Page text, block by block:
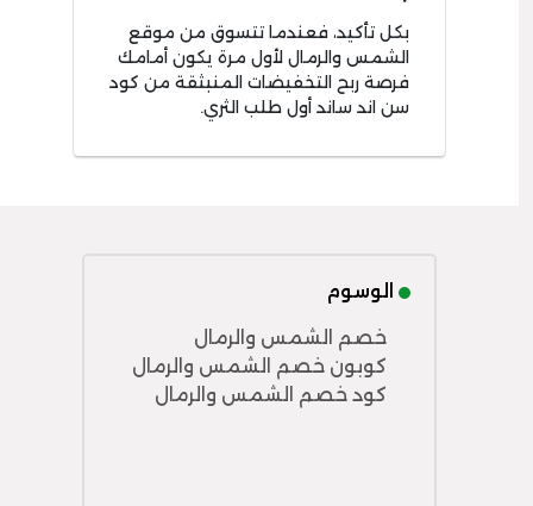
بكل تأكيد، فعندما تتسوق من موقع
الشمس والرمال لأول مرة يكون أمامك
فرصة ربح التخفيضات المنبثقة من كود
سن اند ساند أول طلب الثري.
الوسوم
خصم الشمس والرمال
كوبون خصم الشمس والرمال
كود خصم الشمس والرمال